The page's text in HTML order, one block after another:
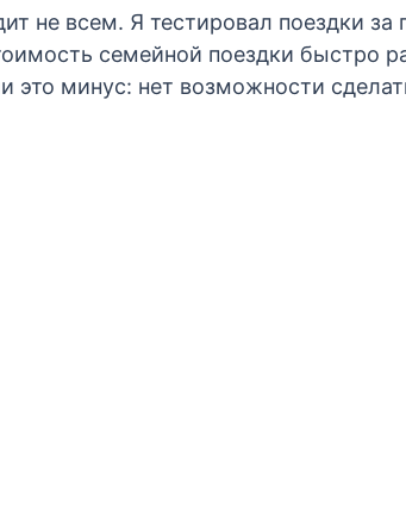
не всем. Я тестировал поездки
семейной поездки быстро
минус: нет возможности